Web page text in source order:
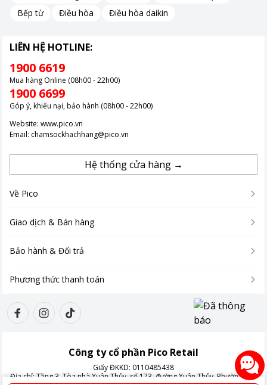
Bếp từ
Điều hòa Điều hòa daikin
LIÊN HỆ HOTLINE:
1900 6619
Mua hàng Online (08h00 - 22h00)
1900 6699
Góp ý, khiếu nại, bảo hành (08h00 - 22h00)
Website: www.pico.vn
Email: chamsockhachhang@pico.vn
Hệ thống cửa hàng →
Về Pico
Giao dịch & Bán hàng
Bảo hành & Đổi trả
Phương thức thanh toán
Công ty cổ phần Pico Retail
Giấy ĐKKD: 0110485438
Địa chỉ:Tầng 3, Tòa nhà Xuân Thủy, số 173, đường Xuân Thủy, Phường Cầu